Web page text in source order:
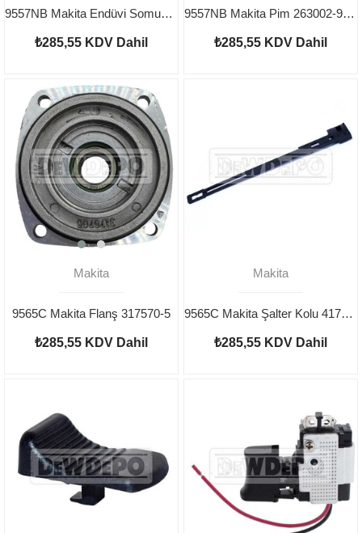
9557NB Makita Endüvi Somunu 252186-8
₺285,55 KDV Dahil
9557NB Makita Pim 263002-9 (10 Adet)
₺285,55 KDV Dahil
Makita
9565C Makita Flanş 317570-5
₺285,55 KDV Dahil
Makita
9565C Makita Şalter Kolu 417186-6
₺285,55 KDV Dahil